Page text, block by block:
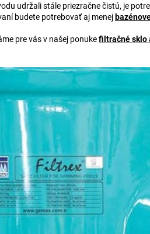
udržali stále priezračne čistú, je
budete potrebovať aj menej
pre vás v našej ponukefiltračné sklo